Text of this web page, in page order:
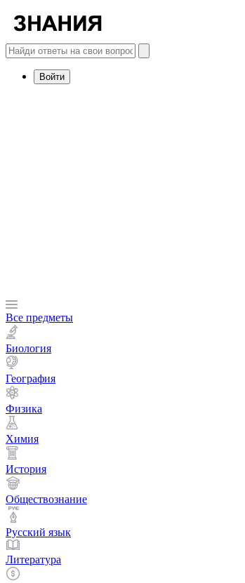
Войти
Все предметы
Биология
География
Физика
Химия
История
Обществознание
Русский язык
Литература